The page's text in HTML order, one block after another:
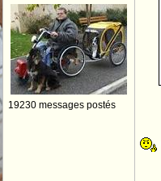
19230 messages postés